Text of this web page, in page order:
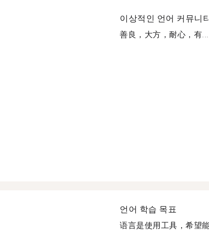
이상적인 언어 커뮤니
善良，大方，耐心，有...
언어 학습 목표
语言是使用工具，希望